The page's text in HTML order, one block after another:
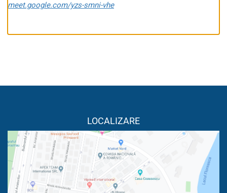
meet.google.com/yzs-smni-vhe
LOCALIZARE